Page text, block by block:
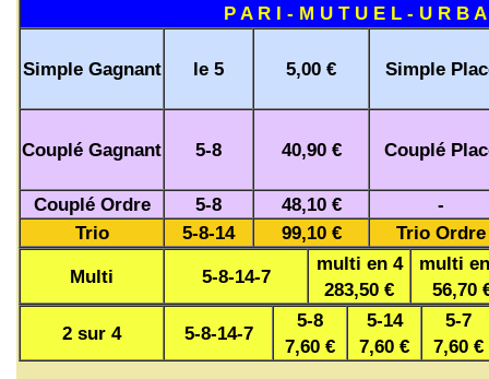
P A R I - M U T U E L - U R B
Simple Gagnant le 5 5,00 € Simple
Couplé Gagnant 5-8 40,90 € Couplé
Couplé Ordre 5-8 48,10 €
-
Trio
5-8-14 99,10 €
Trio Ordre
Multi
5-8-14-7
multi en 4
283,50 €
multi
56,70
2 sur 4
5-8-14-7
5-8
7,60 €
5-14
7,60 €
5-7
7,60 €